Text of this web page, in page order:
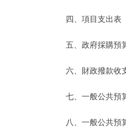
北京概況
綠色北京
四、項目支出表
五、政府採購預
六、財政撥款收
七、一般公共預
八、一般公共預算